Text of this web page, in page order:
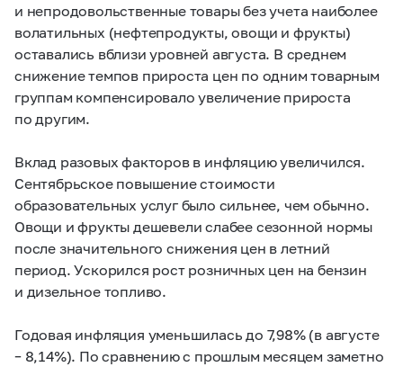
и непродовольственные товары без учета наиболее
волатильных (нефтепродукты, овощи и фрукты)
оставались вблизи уровней августа. В среднем
снижение темпов прироста цен по одним товарным
группам компенсировало увеличение прироста
по другим.
Вклад разовых факторов в инфляцию увеличился.
Сентябрьское повышение стоимости
образовательных услуг было сильнее, чем обычно.
Овощи и фрукты дешевели слабее сезонной нормы
после значительного снижения цен в летний
период. Ускорился рост розничных цен на бензин
и дизельное топливо.
Годовая инфляция уменьшилась до 7,98% (в августе
– 8,14%). По сравнению с прошлым месяцем заметно